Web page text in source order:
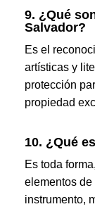
9. ¿Qué
Salvador?
Es el
artísticas y
protección
propiedad
10. ¿Qué
Es toda
elementos de
instrumento,